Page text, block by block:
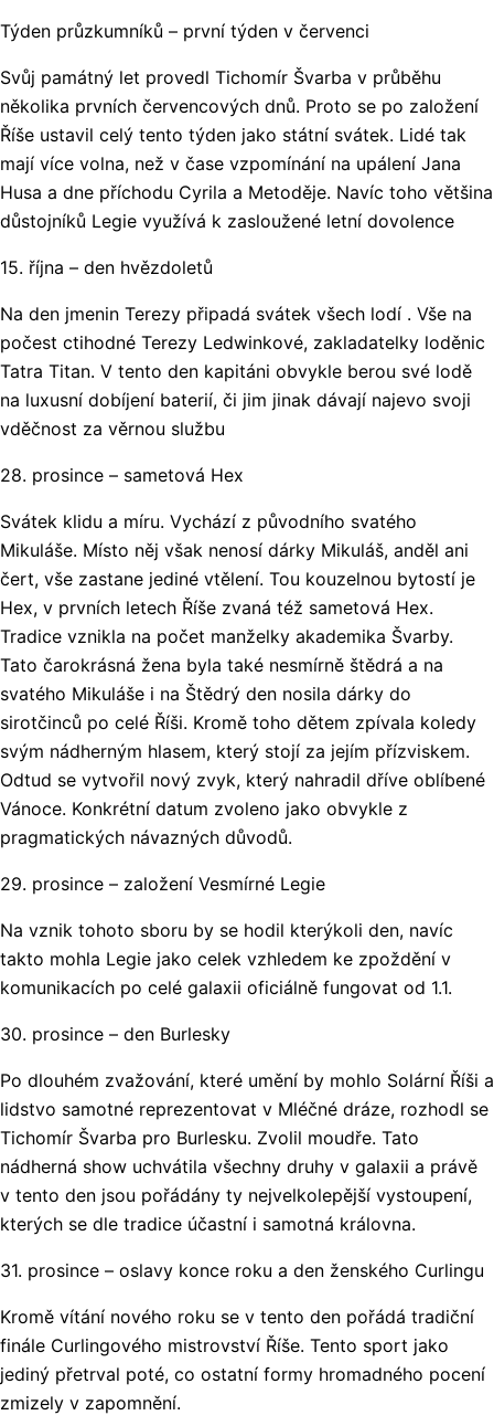
Týden průzkumníků – první týden v červenci
Svůj památný let provedl Tichomír Švarba v průběhu
několika prvních červencových dnů. Proto se po založení
Říše ustavil celý tento týden jako státní svátek. Lidé tak
mají více volna, než v čase vzpomínání na upálení Jana
Husa a dne příchodu Cyrila a Metoděje. Navíc toho většina
důstojníků Legie využívá k zasloužené letní dovolence
15. října – den hvězdoletů
Na den jmenin Terezy připadá svátek všech lodí . Vše na
počest ctihodné Terezy Ledwinkové, zakladatelky loděnic
Tatra Titan. V tento den kapitáni obvykle berou své lodě
na luxusní dobíjení baterií, či jim jinak dávají najevo svoji
vděčnost za věrnou službu
28. prosince – sametová Hex
Svátek klidu a míru. Vychází z původního svatého
Mikuláše. Místo něj však nenosí dárky Mikuláš, anděl ani
čert, vše zastane jediné vtělení. Tou kouzelnou bytostí je
Hex, v prvních letech Říše zvaná též sametová Hex.
Tradice vznikla na počet manželky akademika Švarby.
Tato čarokrásná žena byla také nesmírně štědrá a na
svatého Mikuláše i na Štědrý den nosila dárky do
sirotčinců po celé Říši. Kromě toho dětem zpívala koledy
svým nádherným hlasem, který stojí za jejím přízviskem.
Odtud se vytvořil nový zvyk, který nahradil dříve oblíbené
Vánoce. Konkrétní datum zvoleno jako obvykle z
pragmatických návazných důvodů.
29. prosince – založení Vesmírné Legie
Na vznik tohoto sboru by se hodil kterýkoli den, navíc
takto mohla Legie jako celek vzhledem ke zpoždění v
komunikacích po celé galaxii oficiálně fungovat od 1.1.
30. prosince – den Burlesky
Po dlouhém zvažování, které umění by mohlo Solární Říši a
lidstvo samotné reprezentovat v Mléčné dráze, rozhodl se
Tichomír Švarba pro Burlesku. Zvolil moudře. Tato
nádherná show uchvátila všechny druhy v galaxii a právě
v tento den jsou pořádány ty nejvelkolepější vystoupení,
kterých se dle tradice účastní i samotná královna.
31. prosince – oslavy konce roku a den ženského Curlingu
Kromě vítání nového roku se v tento den pořádá tradiční
finále Curlingového mistrovství Říše. Tento sport jako
jediný přetrval poté, co ostatní formy hromadného pocení
zmizely v zapomnění.